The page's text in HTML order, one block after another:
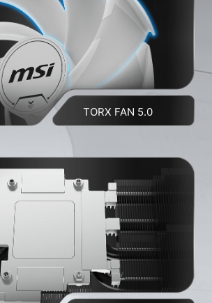
TORX FAN 5.0